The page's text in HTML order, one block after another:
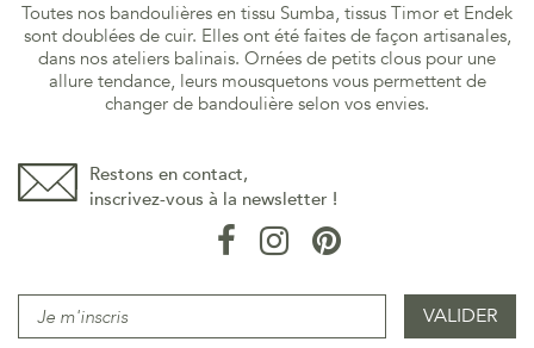
Toutes nos bandoulières en tissu Sumba, tissus Timor et Endek
sont doublées de cuir. Elles ont été faites de façon artisanales,
dans nos ateliers balinais. Ornées de petits clous pour une
allure tendance, leurs mousquetons vous permettent de
changer de bandoulière selon vos envies.
Restons en contact,
inscrivez-vous à la newsletter !